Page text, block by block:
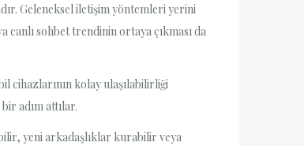
Geleneksel iletişim yöntemleri yerini
sohbet trendinin ortaya çıkması da
cihazlarının kolay ulaşılabilirliği
adım attılar.
yeni arkadaşlıklar kurabilir veya